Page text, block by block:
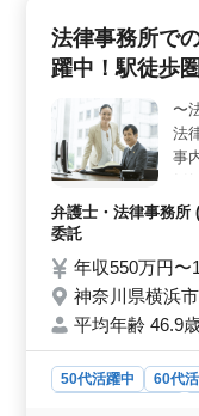
日勤務可能な方を
カという好条件が
で、安心して仕事
をお待ちしてい
52.1歳で、男女比
究や専門・技術サ
ットホームであり
視されています。
法律事務所で
躍中！駅徒歩
〜
法
事
徒
け
方
弁護士・法律事務所
委託
年収550万円
神奈川県横浜
平均年齢 46.9
50代活躍中 60代